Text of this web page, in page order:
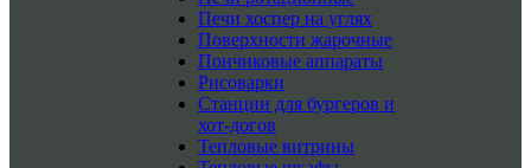
Печи хоспер на углях
Поверхности жарочные
Пончиковые аппараты
Рисоварки
Станции для бургеров и
хот-догов
Тепловые витрины